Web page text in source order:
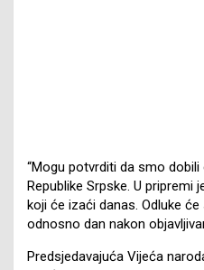
“Mogu potvrditi da smo
Republike Srpske. U pripremi
koji će izaći danas. Odluke
odnosno dan nakon
Predsjedavajuća Vijeća